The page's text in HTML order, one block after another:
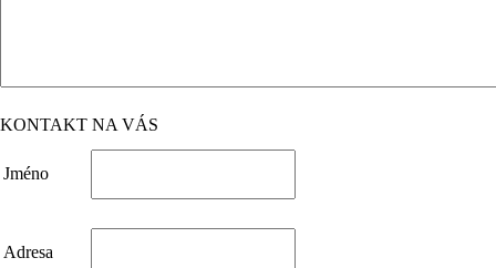
KONTAKT NA VÁS
Jméno
Adresa